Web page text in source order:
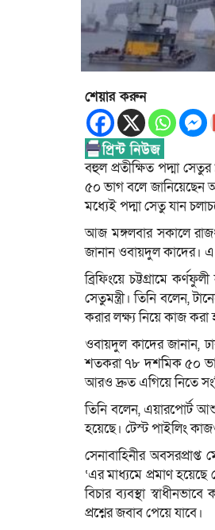
শেয়ার করুন
বহুল প্রতীক্ষিত পদ্মা
৫০ ভাগ বলে জানিয়েছেন
মধ্যেই পদ্মা সেতু যান
আজ মঙ্গলবার সকালে
জানান ওবায়দুল কাদের।
ব্রিফিংয়ে চট্টগ্রামে
সেতুমন্ত্রী। তিনি বলেন,
করার লক্ষ্য নিয়ে কাজ করা
ওবায়দুল কাদের জানান,
শতকরা ৭৮ দশমিক ৫০
আরও দ্রুত এগিয়ে নিতে
তিনি বলেন, এয়ারপোর্ট
হয়েছে। টেস্ট পাইলিং
সেনাবাহিনীর
‘এর মাধ্যমে প্রমাণ
বিচার ব্যবস্থা
প্রশ্নের জবাব পেয়ে যাবে।